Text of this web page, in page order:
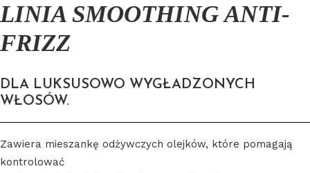
LINIA SMOOTHING ANTI-
FRIZZ
DLA LUKSUSOWO WYGŁADZONYCH
WŁOSÓW.
Zawiera mieszankę odżywczych olejków, które pomagają
kontrolować